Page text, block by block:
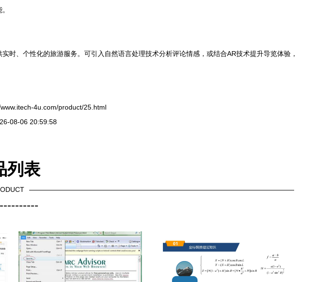
、个性化的旅游服务。可引入自然语言处理技术分析评论情感，或结合AR技术提升导览体验，
4u.com/product/25.html
08-06 20:59:58
列表